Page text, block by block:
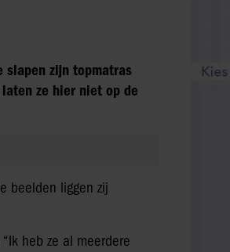
slapen zijn topmatras
ze hier niet op de
beelden liggen zij
heb ze al meerdere